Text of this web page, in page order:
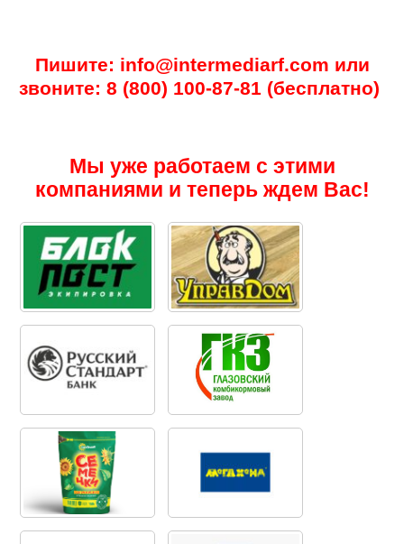
Пишите: info@intermediarf.com или
звоните: 8 (800) 100-87-81 (бесплатно)
Мы уже работаем с этими
компаниями и теперь ждем Вас!